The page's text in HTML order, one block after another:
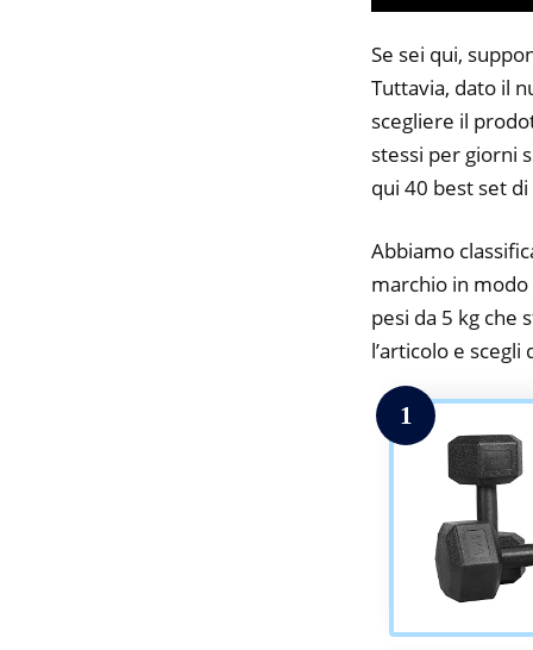
Se sei qui,
Tuttavia, dato il
scegliere il
stessi per giorni
qui 40 best set
Abbiamo
marchio in
pesi da 5 kg che
l’articolo e
1